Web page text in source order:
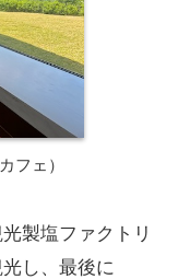
フェ）
製塩ファクトリ
し、最後に